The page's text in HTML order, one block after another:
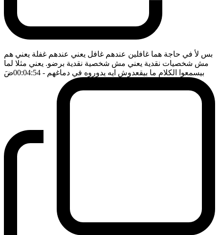
بس لأ في حاجة هما غافلين عندهم غافل يعني عندهم غفلة يعني هم
مش شخصيات نقدية يعني مش شخصية نقدية برضو. يعني مثلا لما
بيسمعوا الكلام ما بيقعدوش ايه يدوروه في دماغهم - 00:04:54 ضَ